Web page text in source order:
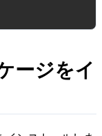
ージをイ